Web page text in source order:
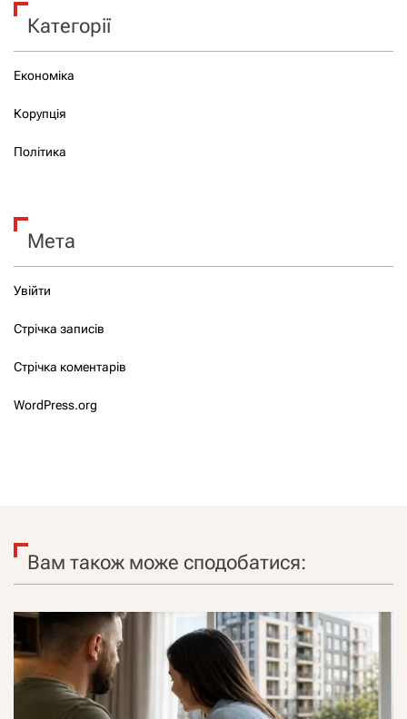
Категорії
Економіка
Корупція
Політика
Мета
Увійти
Стрічка записів
Стрічка коментарів
WordPress.org
Вам також може сподобатися: